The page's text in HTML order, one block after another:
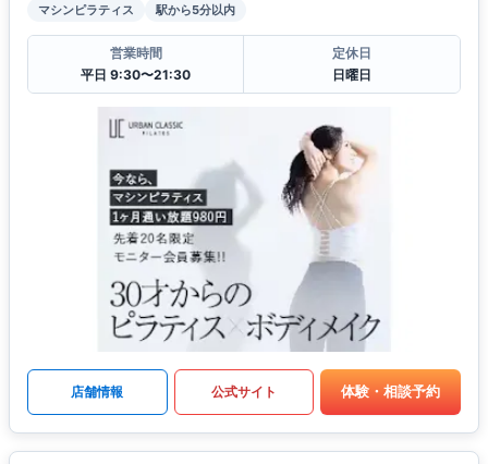
マシンピラティス 駅から5分以内
営業時間
平日 9:30〜21:30
定休日
日曜日
店舗情報 公式サイト 体験・相談予約